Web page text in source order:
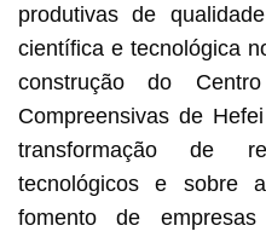
produtivas de
científica e tecnológica
construção do
Compreensivas de
transformação de
tecnológicos e sobre
fomento de